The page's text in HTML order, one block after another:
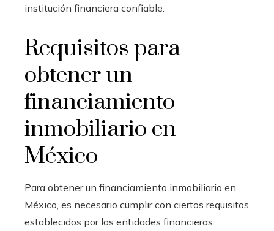
institución financiera confiable.
Requisitos para
obtener un
financiamiento
inmobiliario en
México
Para obtener un financiamiento inmobiliario en
México, es necesario cumplir con ciertos requisitos
establecidos por las entidades financieras.